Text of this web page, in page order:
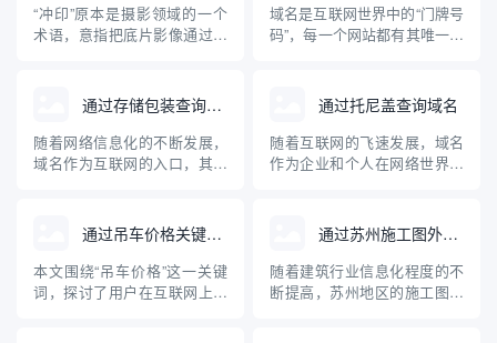
“冲印”原本是摄影领域的一个
术语，意指把底片影像通过化
冲印查询域名”产生好奇。实际
上，这一说法源自对域名历史
数据查询，主要借助一些专业
工具来追溯、采集和“拷贝”某
域名是互联网世界中的“门牌号
码”，每一个网站都有其唯一的
何查询域名的归属、信息以及
与某些软件或服务的关联至关
重要。本文围绕“chef查询到的
域名网站”展开，介绍chef软件
通过存储包装查询到的域名网站
随着网络信息化的不断发展，
域名作为互联网的入口，其重
的一个专业术语，近年来也逐
渐被更多业内人士关注。那
么，什么是“存储包装查询”？
我们如何通过这种技术手段高
通过托尼盖查询域名
随着互联网的飞速发展，域名
作为企业和个人在网络世界的
项目启动前，都会提前查询域
名的可用性。本文将以“托尼
盖”作为例子，介绍如何正确查
询域名、选择合适的域名注册
通过吊车价格关键词查询到的域名
本文围绕“吊车价格”这一关键
词，探讨了用户在互联网上通
通过苏州施工图外包查询域名
随着建筑行业信息化程度的不
断提高，苏州地区的施工图外